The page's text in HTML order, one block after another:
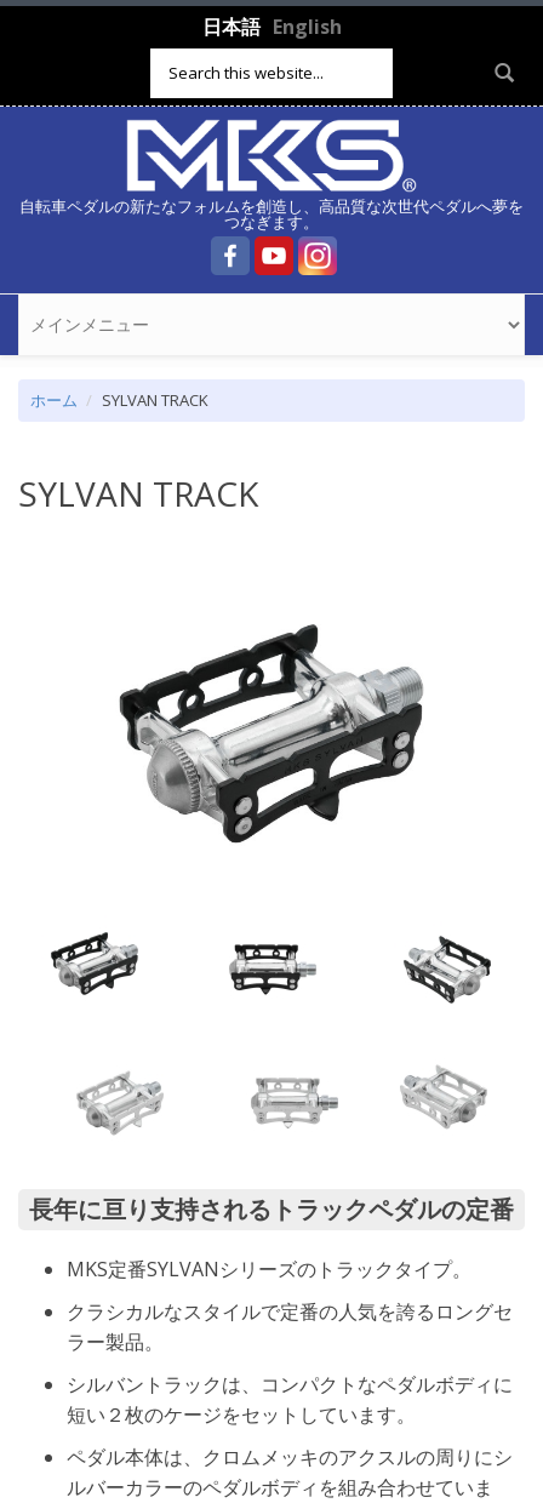
メインコンテンツに移動日本語 English
検索フォーム
自転車ペダルの新たなフォルムを創造し、高品質な次世代ペダルへ夢を
つなぎます。
ホーム SYLVAN TRACK
SYLVAN TRACK
長年に亘り支持されるトラックペダルの定番
MKS定番SYLVANシリーズのトラックタイプ。
クラシカルなスタイルで定番の人気を誇るロングセ
ラー製品。
シルバントラックは、コンパクトなペダルボディに
短い２枚のケージをセットしています。
ペダル本体は、クロムメッキのアクスルの周りにシ
ルバーカラーのペダルボディを組み合わせていま